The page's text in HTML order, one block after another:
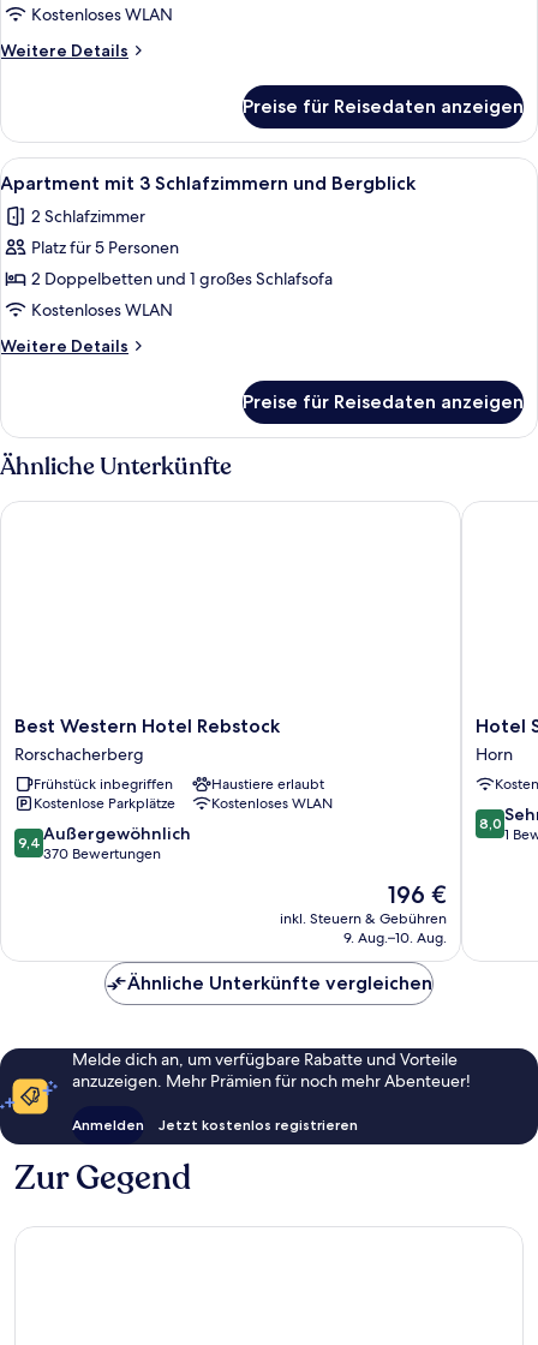
Kostenloses WLAN
Weitere Details
Weitere
Preise für Reisedaten anzeigen
Alle
Fotos
für
Apartment
mit
3
Schlafzimmern
und
anzeigen
Apartment mit 3 Schlafzimmern und
1
Apartment mit 3 Schlafzimmern und Bergblick
2 Schlafzimmer
Platz für 5 Personen
2 Doppelbetten und 1 großes Schlafsofa
Kostenloses WLAN
Weitere Details
Weitere
mit
3
Schlafzimmern
und
Bergblick
Preise für Reisedaten anzeigen
Ähnliche Unterkünfte
Best
Western
Hotel
Rebstock
Rorschacherberg
Best Western Hotel Rebstock
Rorschacherberg
Frühstück inbegriffen
Haustiere erlaubt
Kostenlose Parkplätze
Kostenloses WLAN
9.4
von
9,4 Außergewöhnlich
370 Bewertungen
Der
Preis
beträgt
196 €
inkl. Steuern & Gebühren
9. Aug.–10. Aug.
Best Western Hotel Rebstock
Hotel
Schiff
Horn
Hotel
Horn
8.0
von
8,0
1
Hotel
Ähnliche Unterkünfte vergleichen
Melde dich an, um verfügbare Rabatte und Vorteile
anzuzeigen. Mehr Prämien für noch mehr Abenteuer!
Anmelden Jetzt kostenlos registrieren
Zur Gegend